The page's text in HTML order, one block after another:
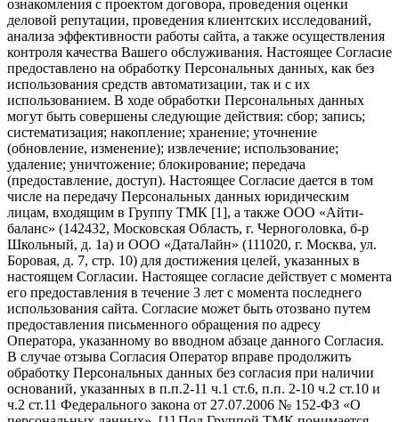
ознакомления с проектом договора, проведения оценки
деловой репутации, проведения клиентских исследований,
анализа эффективности работы сайта, а также осуществления
контроля качества Вашего обслуживания. Настоящее Согласие
предоставлено на обработку Персональных данных, как без
использования средств автоматизации, так и с их
использованием. В ходе обработки Персональных данных
могут быть совершены следующие действия: сбор; запись;
систематизация; накопление; хранение; уточнение
(обновление, изменение); извлечение; использование;
удаление; уничтожение; блокирование; передача
(предоставление, доступ). Настоящее Согласие дается в том
числе на передачу Персональных данных юридическим
лицам, входящим в Группу ТМК [1], а также ООО «Айти-
баланс» (142432, Московская Область, г. Черноголовка, б-р
Школьный, д. 1а) и ООО «ДатаЛайн» (111020, г. Москва, ул.
Боровая, д. 7, стр. 10) для достижения целей, указанных в
настоящем Согласии. Настоящее согласие действует с момента
его предоставления в течение 3 лет с момента последнего
использования сайта. Согласие может быть отозвано путем
предоставления письменного обращения по адресу
Оператора, указанному во вводном абзаце данного Согласия.
В случае отзыва Согласия Оператор вправе продолжить
обработку Персональных данных без согласия при наличии
оснований, указанных в п.п.2-11 ч.1 ст.6, п.п. 2-10 ч.2 ст.10 и
ч.2 ст.11 Федерального закона от 27.07.2006 № 152-ФЗ «О